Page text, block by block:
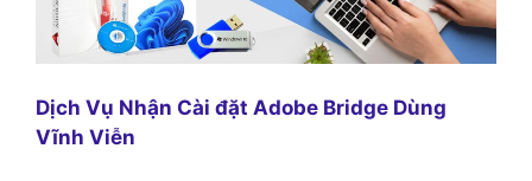
Dịch Vụ Nhận Cài đặt Adobe Bridge Dùng
Vĩnh Viễn